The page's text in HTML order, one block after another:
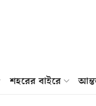
শহরের বাইরে